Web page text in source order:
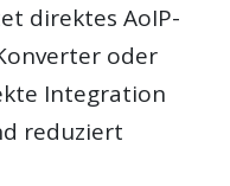
direktes AoIP-
oder
Integration
reduziert